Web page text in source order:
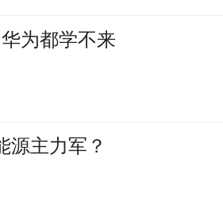
为都学不来
源主力军？